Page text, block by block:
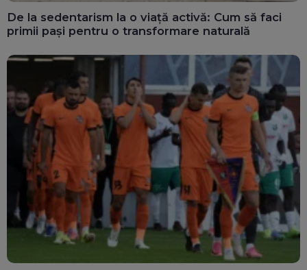
De la sedentarism la o viață activă: Cum să faci
primii pași pentru o transformare naturală